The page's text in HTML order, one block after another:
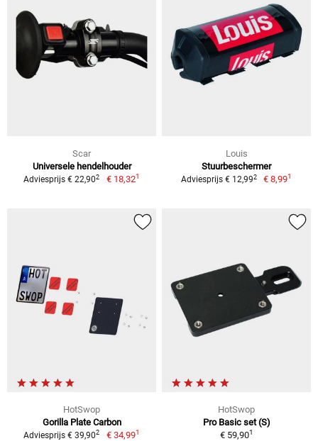
Scar
Universele hendelhouder
Adviesprijs € 22,902 € 18,321
Louis
Stuurbeschermer
Adviesprijs € 12,992 € 8,991
HotSwop
Gorilla Plate Carbon
Adviesprijs € 39,902 € 34,991
HotSwop
Pro Basic set (S)
€ 59,901